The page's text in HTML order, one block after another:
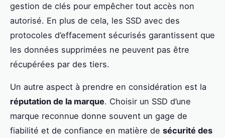
gestion de clés pour empêcher tout accès non
autorisé. En plus de cela, les SSD avec des
protocoles d’effacement sécurisés garantissent que
les données supprimées ne peuvent pas être
récupérées par des tiers.
Un autre aspect à prendre en considération est la
réputation de la marque. Choisir un SSD d’une
marque reconnue donne souvent un gage de
fiabilité et de confiance en matière de sécurité des